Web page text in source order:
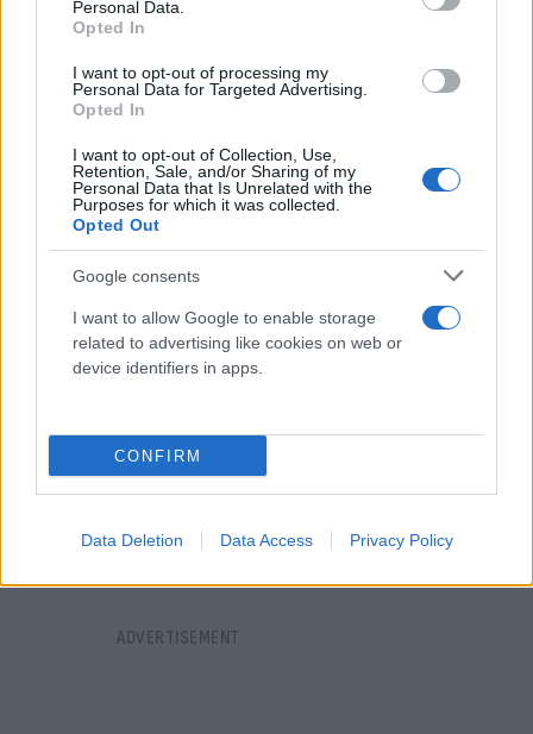
Personal Data.
Opted In
I want to opt-out of processing my
Personal Data for Targeted Advertising.
Opted In
I want to opt-out of Collection, Use,
Retention, Sale, and/or Sharing of my
Personal Data that Is Unrelated with the
Purposes for which it was collected.
Opted Out
Google consents
I want to allow Google to enable storage
related to advertising like cookies on web or
device identifiers in apps.
CONFIRM
Data Deletion Data Access Privacy Policy
Σένγκεν υπό πίεση: Τι αλλάζει στα
ευρωπαϊκά σύνορα η κόντρα Ισπανίας,
08.08.2026